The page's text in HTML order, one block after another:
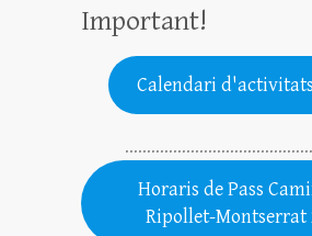
Important!
Calendari d'activitats
Horaris de Pass
Ripollet-Montserrat